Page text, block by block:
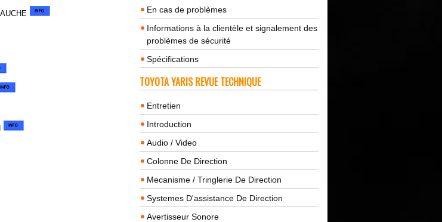
En cas de problèmes
Informations à la clientèle et signalement des
problèmes de sécurité
Spécifications
TOYOTA YARIS REVUE TECHNIQUE
Entretien
Introduction
Audio / Video
Colonne De Direction
Mecanisme / Tringlerie De Direction
Systemes D'assistance De Direction
Avertisseur Sonore